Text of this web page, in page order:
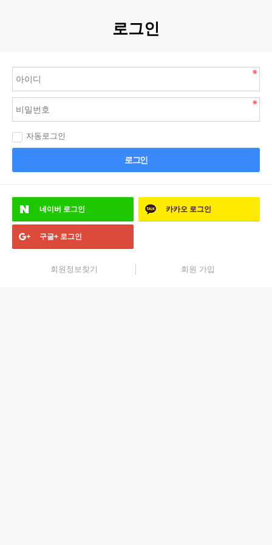
로그인
자동로그인
로그인
네이버 로그인 카카오 로그인
구글+ 로그인
회원정보찾기 회원 가입